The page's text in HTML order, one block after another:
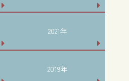
2021年
2019年